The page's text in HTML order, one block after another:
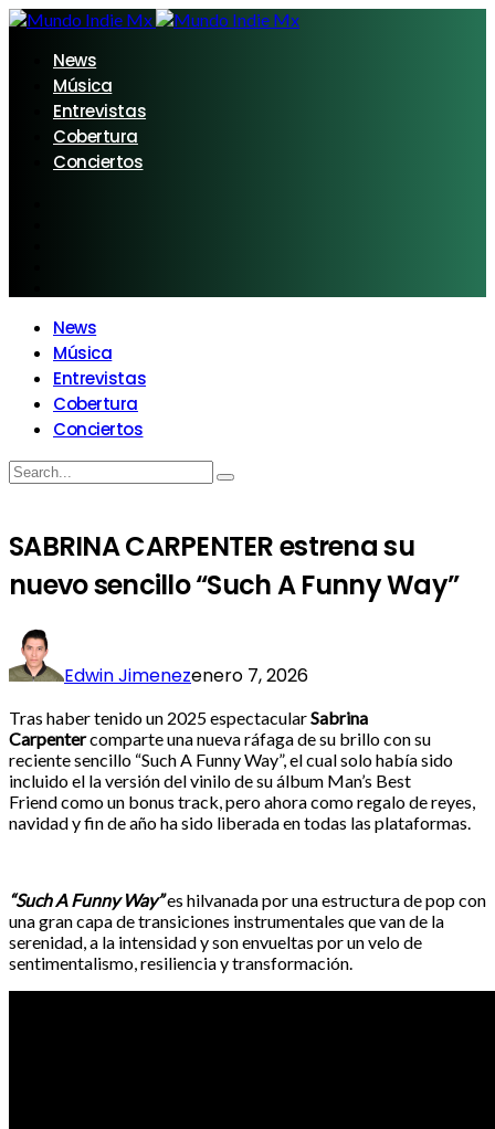
News
Música
Entrevistas
Cobertura
Conciertos
News
Música
Entrevistas
Cobertura
Conciertos
SABRINA CARPENTER estrena su
nuevo sencillo “Such A Funny Way”
Edwin Jimenezenero 7, 2026
Tras haber tenido un 2025 espectacularSabrina
Carpentercomparte una nueva ráfaga de su brillo con su
reciente sencillo “Such A Funny Way”, el cual solo había sido
incluido el la versión del vinilo de su álbum Man’s Best
Friendcomo un bonus track, pero ahora como regalo de reyes,
navidad y fin de año ha sido liberada en todas las plataformas.
“Such A Funny Way”es hilvanada por una estructura de pop con
una gran capa de transiciones instrumentales que van de la
serenidad, a la intensidad y son envueltas por un velo de
sentimentalismo, resiliencia y transformación.